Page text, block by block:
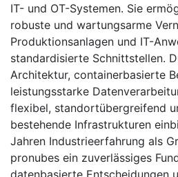
IT- und OT-Systemen. Sie
robuste und wartungsarme
Produktionsanlagen und IT-
standardisierte Schnittstellen.
Architektur, containerbasierte
leistungsstarke
flexibel, standortübergreifend
bestehende Infrastrukturen
Jahren Industrieerfahrung als
pronubes ein zuverlässiges
datenbasierte Entscheidungen